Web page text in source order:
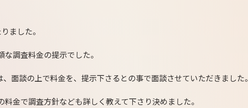
ました。
調査料金の提示でした。
面談の上で料金を、提示下さるとの事で面談させていただきました。
金で調査方針なども詳しく教えて下さり決めました。